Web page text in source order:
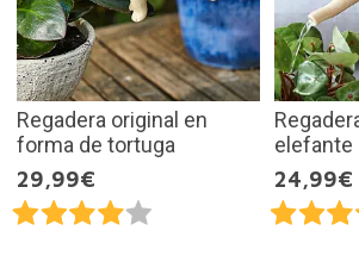
Regadera original en
forma de tortuga
29,99€
elefante
24,99€